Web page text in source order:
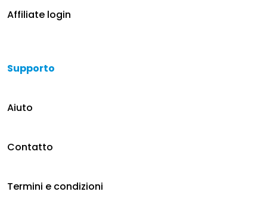
Affiliate login
Supporto
Aiuto
Contatto
Termini e condizioni